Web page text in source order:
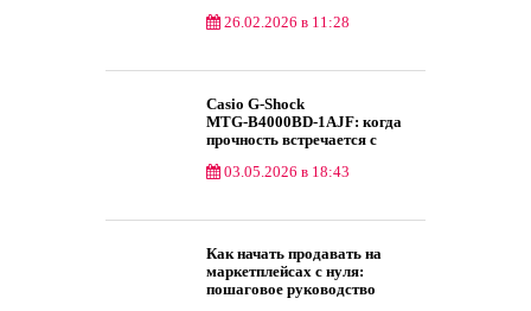
26.02.2026 в 11:28
Casio G‑Shock
MTG‑B4000BD‑1AJF: когда
прочность встречается с
03.05.2026 в 18:43
Как начать продавать на
маркетплейсах с нуля:
пошаговое руководство